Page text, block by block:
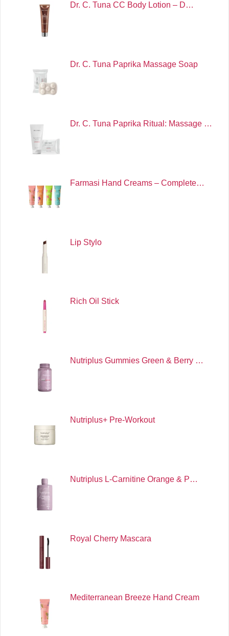
Dr. C. Tuna CC Body Lotion – D…
Dr. C. Tuna Paprika Massage Soap
Dr. C. Tuna Paprika Ritual: Massage …
Farmasi Hand Creams – Complete…
Lip Stylo
Rich Oil Stick
Nutriplus Gummies Green & Berry …
Nutriplus+ Pre-Workout
Nutriplus L-Carnitine Orange & P…
Royal Cherry Mascara
Mediterranean Breeze Hand Cream